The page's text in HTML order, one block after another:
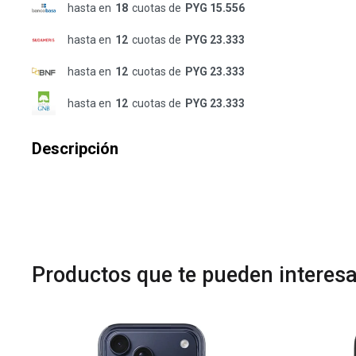
hasta en 18 cuotas de PYG 15.556
hasta en 12 cuotas de PYG 23.333
hasta en 12 cuotas de PYG 23.333
hasta en 12 cuotas de PYG 23.333
Descripción
Productos que te pueden